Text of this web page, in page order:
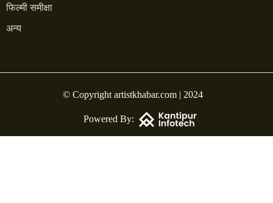
फिल्मी समीक्षा
अन्य
© Copyright artistkhabar.com | 2024
Powered By: